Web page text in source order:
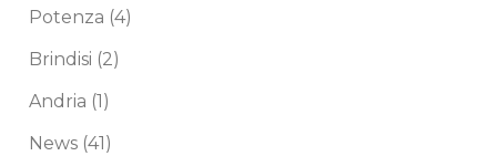
Potenza (4)
Brindisi (2)
Andria (1)
News (41)